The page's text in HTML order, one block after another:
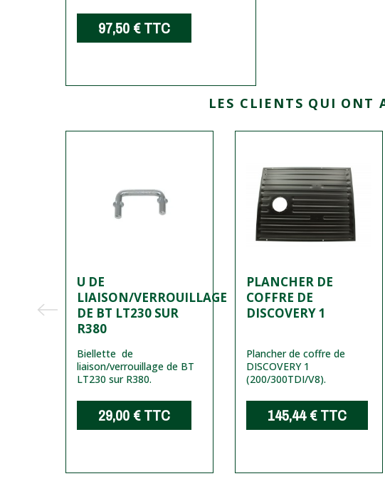
97,50 €TTC
LES CLIENTS QUI ONT
U DE
LIAISON/VERROUILLAGE
DE BT LT230 SUR
R380
Biellette de
liaison/verrouillage de BT
LT230 sur R380.
29,00 €TTC
PLANCHER DE
COFFRE DE
DISCOVERY 1
Plancher de coffre de
DISCOVERY 1
(200/300TDI/V8).
145,44 €TTC